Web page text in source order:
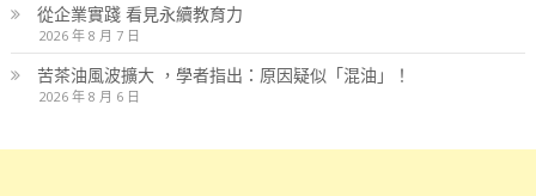
從企業實踐 看見永續教育力
2026 年 8 月 7 日
苦茶油風波擴大 ，學者指出：原因疑似「混油」！
2026 年 8 月 6 日